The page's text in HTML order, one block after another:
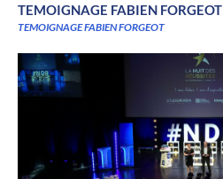
TEMOIGNAGE FABIEN FORGEOT
TEMOIGNAGE FABIEN FORGEOT